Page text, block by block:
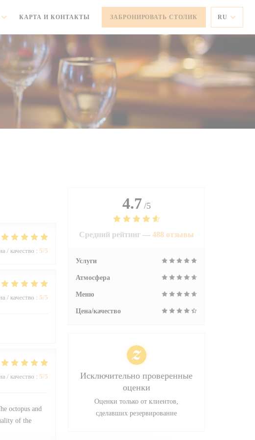
КАРТА И КОНТАКТЫ ЗАБРОНИРОВАТЬ СТОЛИК RU
/ качество : 5/5
/ качество : 5/5
/ качество : 5/5
octopus and
of the
4.7 /5
Средний рейтинг — 488 отзывы
Услуги
Атмосфера
Меню
Цена/качество
Исключительно проверенные
оценки
Оценки только от клиентов,
сделавших резервирование